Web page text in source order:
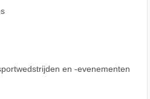
en -evenementen